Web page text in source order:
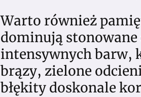
Warto również
dominują
intensywnych barw,
brązy, zielone
błękity doskonale